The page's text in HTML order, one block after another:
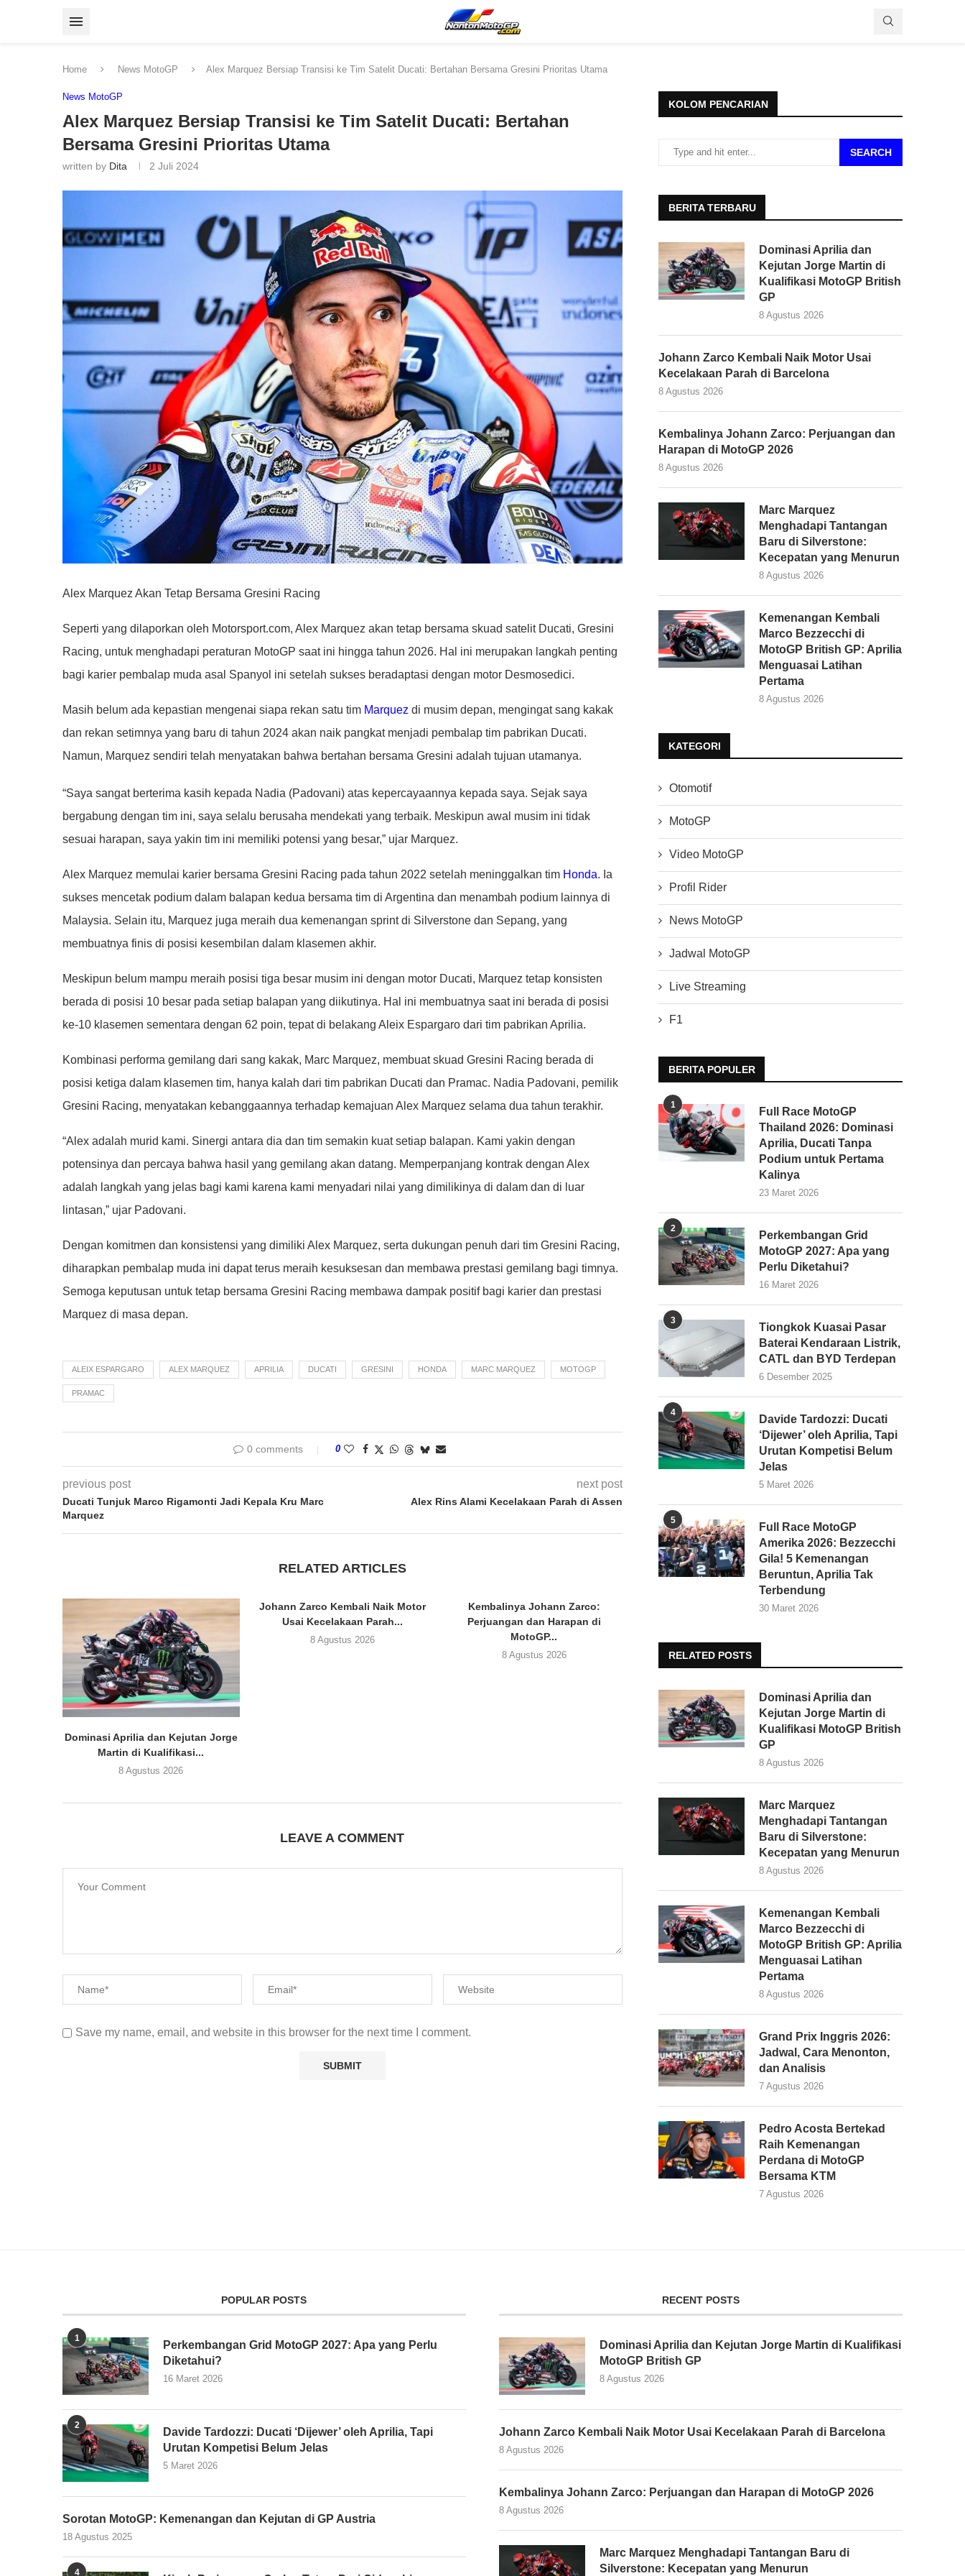
Home News MotoGP Alex Marquez Bersiap Transisi ke Tim Satelit Ducati: Bertahan Bersama Gresini Prioritas Utama
News MotoGP
Alex Marquez Bersiap Transisi ke Tim Satelit Ducati: Bertahan
Bersama Gresini Prioritas Utama
written by Dita 2 Juli 2024
Alex Marquez Akan Tetap Bersama Gresini Racing
Seperti yang dilaporkan oleh Motorsport.com, Alex Marquez akan tetap bersama skuad satelit Ducati, Gresini
Racing, untuk menghadapi peraturan MotoGP saat ini hingga tahun 2026. Hal ini merupakan langkah penting
bagi karier pembalap muda asal Spanyol ini setelah sukses beradaptasi dengan motor Desmosedici.
Masih belum ada kepastian mengenai siapa rekan satu tim Marquez di musim depan, mengingat sang kakak
dan rekan setimnya yang baru di tahun 2024 akan naik pangkat menjadi pembalap tim pabrikan Ducati.
Namun, Marquez sendiri telah menyatakan bahwa bertahan bersama Gresini adalah tujuan utamanya.
“Saya sangat berterima kasih kepada Nadia (Padovani) atas kepercayaannya kepada saya. Sejak saya
bergabung dengan tim ini, saya selalu berusaha mendekati yang terbaik. Meskipun awal musim ini tidak
sesuai harapan, saya yakin tim ini memiliki potensi yang besar,” ujar Marquez.
Alex Marquez memulai karier bersama Gresini Racing pada tahun 2022 setelah meninggalkan tim Honda. Ia
sukses mencetak podium dalam balapan kedua bersama tim di Argentina dan menambah podium lainnya di
Malaysia. Selain itu, Marquez juga meraih dua kemenangan sprint di Silverstone dan Sepang, yang
membuatnya finis di posisi kesembilan dalam klasemen akhir.
Meskipun belum mampu meraih posisi tiga besar musim ini dengan motor Ducati, Marquez tetap konsisten
berada di posisi 10 besar pada setiap balapan yang diikutinya. Hal ini membuatnya saat ini berada di posisi
ke-10 klasemen sementara dengan 62 poin, tepat di belakang Aleix Espargaro dari tim pabrikan Aprilia.
Kombinasi performa gemilang dari sang kakak, Marc Marquez, membuat skuad Gresini Racing berada di
posisi ketiga dalam klasemen tim, hanya kalah dari tim pabrikan Ducati dan Pramac. Nadia Padovani, pemilik
Gresini Racing, menyatakan kebanggaannya terhadap kemajuan Alex Marquez selama dua tahun terakhir.
“Alex adalah murid kami. Sinergi antara dia dan tim semakin kuat setiap balapan. Kami yakin dengan
potensinya dan percaya bahwa hasil yang gemilang akan datang. Memperpanjang kontrak dengan Alex
adalah langkah yang jelas bagi kami karena kami menyadari nilai yang dimilikinya di dalam dan di luar
lintasan,” ujar Padovani.
Dengan komitmen dan konsistensi yang dimiliki Alex Marquez, serta dukungan penuh dari tim Gresini Racing,
diharapkan pembalap muda ini dapat terus meraih kesuksesan dan membawa prestasi gemilang bagi timnya.
Semoga keputusan untuk tetap bersama Gresini Racing membawa dampak positif bagi karier dan prestasi
Marquez di masa depan.
ALEIX ESPARGARO ALEX MARQUEZ APRILIA DUCATI GRESINI HONDA MARC MARQUEZ MOTOGP
PRAMAC
0 comments 0
previous post
Ducati Tunjuk Marco Rigamonti Jadi Kepala Kru Marc
Marquez
next post
Alex Rins Alami Kecelakaan Parah di Assen
RELATED ARTICLES
Dominasi Aprilia dan Kejutan Jorge
Martin di Kualifikasi...
8 Agustus 2026
Johann Zarco Kembali Naik Motor
Usai Kecelakaan Parah...
8 Agustus 2026
Kembalinya Johann Zarco:
Perjuangan dan Harapan di
MotoGP...
8 Agustus 2026
LEAVE A COMMENT
Save my name, email, and website in this browser for the next time I comment.
KOLOM PENCARIAN
SEARCH
BERITA TERBARU
Dominasi Aprilia dan
Kejutan Jorge Martin di
Kualifikasi MotoGP British
GP
8 Agustus 2026
Johann Zarco Kembali Naik Motor Usai
Kecelakaan Parah di Barcelona
8 Agustus 2026
Kembalinya Johann Zarco: Perjuangan dan
Harapan di MotoGP 2026
8 Agustus 2026
Marc Marquez
Menghadapi Tantangan
Baru di Silverstone:
Kecepatan yang Menurun
8 Agustus 2026
Kemenangan Kembali
Marco Bezzecchi di
MotoGP British GP: Aprilia
Menguasai Latihan
Pertama
8 Agustus 2026
KATEGORI
Otomotif
MotoGP
Video MotoGP
Profil Rider
News MotoGP
Jadwal MotoGP
Live Streaming
F1
BERITA POPULER
1
Full Race MotoGP
Thailand 2026: Dominasi
Aprilia, Ducati Tanpa
Podium untuk Pertama
Kalinya
23 Maret 2026
2
Perkembangan Grid
MotoGP 2027: Apa yang
Perlu Diketahui?
16 Maret 2026
3
Tiongkok Kuasai Pasar
Baterai Kendaraan Listrik,
CATL dan BYD Terdepan
6 Desember 2025
4
Davide Tardozzi: Ducati
‘Dijewer’ oleh Aprilia, Tapi
Urutan Kompetisi Belum
Jelas
5 Maret 2026
5
Full Race MotoGP
Amerika 2026: Bezzecchi
Gila! 5 Kemenangan
Beruntun, Aprilia Tak
Terbendung
30 Maret 2026
RELATED POSTS
Dominasi Aprilia dan
Kejutan Jorge Martin di
Kualifikasi MotoGP British
GP
8 Agustus 2026
Marc Marquez
Menghadapi Tantangan
Baru di Silverstone:
Kecepatan yang Menurun
8 Agustus 2026
Kemenangan Kembali
Marco Bezzecchi di
MotoGP British GP: Aprilia
Menguasai Latihan
Pertama
8 Agustus 2026
Grand Prix Inggris 2026:
Jadwal, Cara Menonton,
dan Analisis
7 Agustus 2026
Pedro Acosta Bertekad
Raih Kemenangan
Perdana di MotoGP
Bersama KTM
7 Agustus 2026
POPULAR POSTS
1
Perkembangan Grid MotoGP 2027: Apa yang Perlu
Diketahui?
16 Maret 2026
2
Davide Tardozzi: Ducati ‘Dijewer’ oleh Aprilia, Tapi
Urutan Kompetisi Belum Jelas
5 Maret 2026
Sorotan MotoGP: Kemenangan dan Kejutan di GP Austria
18 Agustus 2025
4
RECENT POSTS
Dominasi Aprilia dan Kejutan Jorge Martin di Kualifikasi
MotoGP British GP
8 Agustus 2026
Johann Zarco Kembali Naik Motor Usai Kecelakaan Parah di Barcelona
8 Agustus 2026
Kembalinya Johann Zarco: Perjuangan dan Harapan di MotoGP 2026
8 Agustus 2026
Marc Marquez Menghadapi Tantangan Baru di
Silverstone: Kecepatan yang Menurun